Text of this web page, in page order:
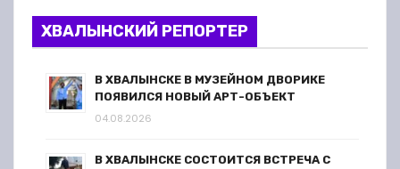
ХВАЛЫНСКИЙ РЕПОРТЕР
В ХВАЛЫНСКЕ В МУЗЕЙНОМ ДВОРИКЕ
ПОЯВИЛСЯ НОВЫЙ АРТ-ОБЪЕКТ
04.08.2026
В ХВАЛЫНСКЕ СОСТОИТСЯ ВСТРЕЧА С